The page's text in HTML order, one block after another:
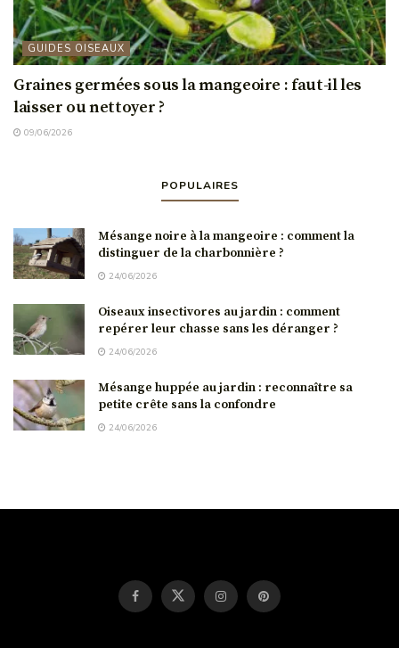
GUIDES OISEAUX
Graines germées sous la mangeoire : faut-il les
laisser ou nettoyer ?
09/06/2026
POPULAIRES
Mésange noire à la mangeoire : comment la
distinguer de la charbonnière ?
24/06/2026
Oiseaux insectivores au jardin : comment
repérer leur chasse sans les déranger ?
24/06/2026
Mésange huppée au jardin : reconnaître sa
petite crête sans la confondre
24/06/2026